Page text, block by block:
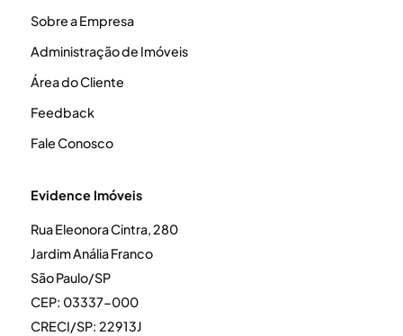
Sobre a Empresa
Administração de Imóveis
Área do Cliente
Feedback
Fale Conosco
Evidence Imóveis
Rua Eleonora Cintra, 280
Jardim Anália Franco
São Paulo/SP
CEP: 03337-000
CRECI/SP: 22913J